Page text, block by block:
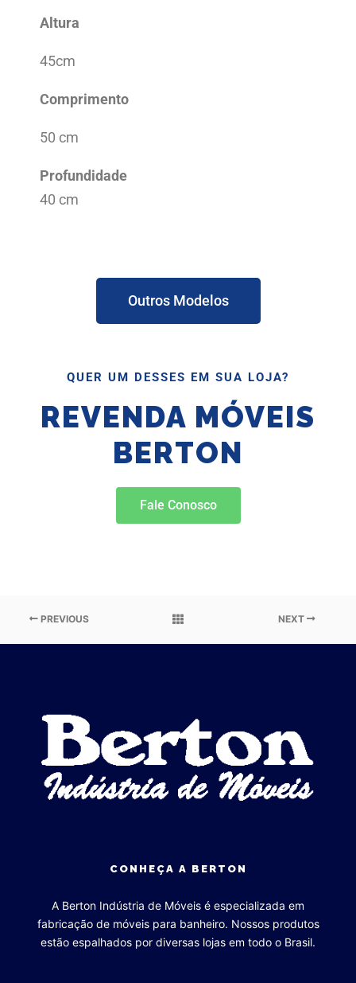
Altura
45cm
Comprimento
50 cm
Profundidade
40 cm
Outros Modelos
QUER UM DESSES EM SUA LOJA?
REVENDA MÓVEIS
BERTON
Fale Conosco
PREVIOUS NEXT
CONHEÇA A BERTON
A Berton Indústria de Móveis é especializada em
fabricação de móveis para banheiro. Nossos produtos
estão espalhados por diversas lojas em todo o Brasil.